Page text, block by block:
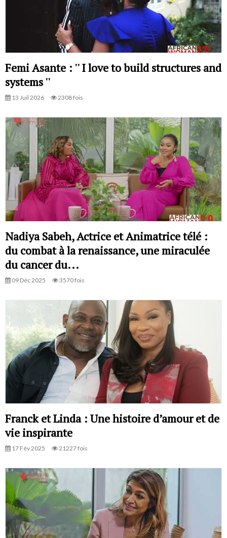
Femi Asante : '' I love to build structures and
systems ''
13 Juil 2026 2308 fois
Nadiya Sabeh, Actrice et Animatrice télé :
du combat à la renaissance, une miraculée
du cancer du...
09 Déc 2025 3570 fois
Franck et Linda : Une histoire d’amour et de
vie inspirante
17 Fév 2025 21227 fois